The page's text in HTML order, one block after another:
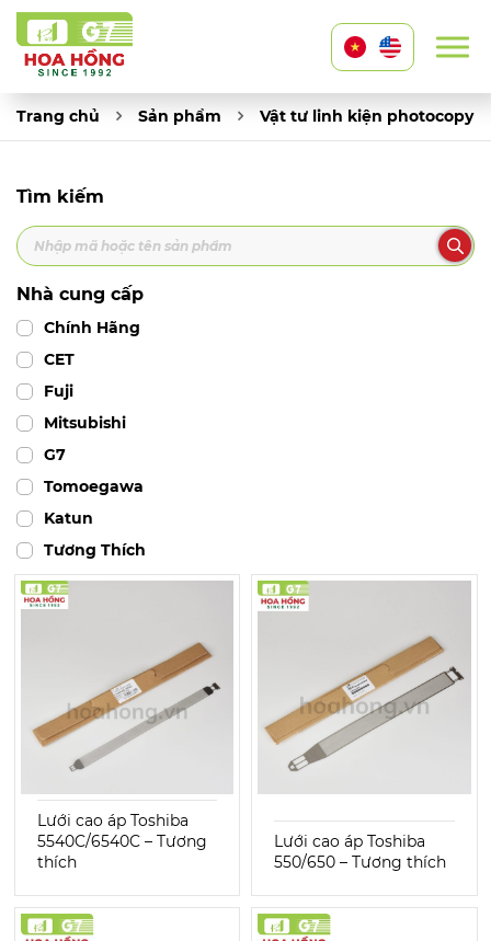
Trang chủ Sản phẩm Vật tư linh kiện photocopy
Tìm kiếm
Nhà cung cấp
Chính Hãng
CET
Fuji
Mitsubishi
G7
Tomoegawa
Katun
Tương Thích
Lưới cao áp Toshiba
5540C/6540C – Tương
thích
Lưới cao áp Toshiba
550/650 – Tương thích